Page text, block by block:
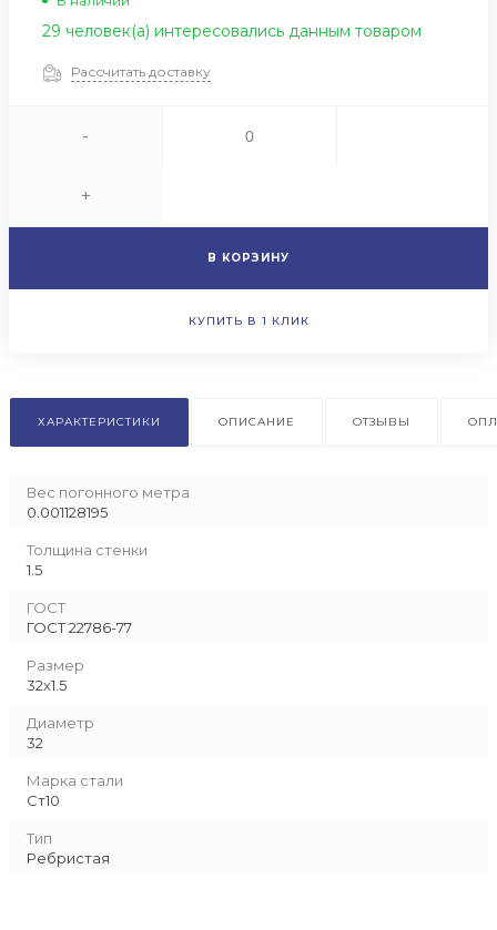
29 человек(а) интересовались данным товаром
Рассчитать доставку
-
+
В КОРЗИНУ
КУПИТЬ В 1 КЛИК
ХАРАКТЕРИСТИКИ ОПИСАНИЕ ОТЗЫВЫ
Вес погонного метра
0.001128195
Толщина стенки
1.5
ГОСТ
ГОСТ 22786-77
Размер
32х1.5
Диаметр
32
Марка стали
Ст10
Тип
Ребристая